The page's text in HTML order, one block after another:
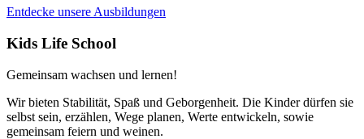
Entdecke unsere Ausbildungen
Kids Life School
Gemeinsam wachsen und lernen!
Wir bieten Stabilität, Spaß und Geborgenheit. Die Kinder dürfen sie
selbst sein, erzählen, Wege planen, Werte entwickeln, sowie
gemeinsam feiern und weinen.